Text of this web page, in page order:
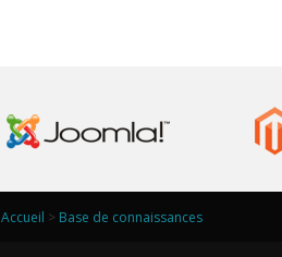
Accueil > Base de connaissances